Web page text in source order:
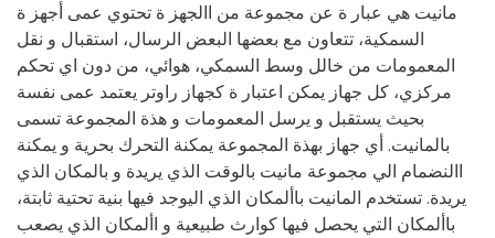
مانيت هي عبار ة عن مجموعة من االجهز ة تحتوي عمى أجهز ة
السمكية، تتعاون مع بعضها البعض الرسال، استقبال و نقل
المعمومات من خالل وسط السمكي، هوائي، من دون اي تحكم
مركزي، كل جهاز يمكن اعتبار ة كجهاز راوتر يعتمد عمى نفسة
بحيث يستقبل و يرسل المعمومات و هذة المجموعة تسمى
بالمانيت. أي جهاز بهذة المجموعة يمكنة التحرك بحرية و يمكنة
االنضمام الي مجموعة مانيت بالوقت الذي يريدة و بالمكان الذي
يريدة. تستخدم المانيت باألمكان الذي اليوجد فيها بنية تحتية ثابتة،
باألمكان التي يحصل فيها كوارث طبيعية و األمكان الذي يصعب